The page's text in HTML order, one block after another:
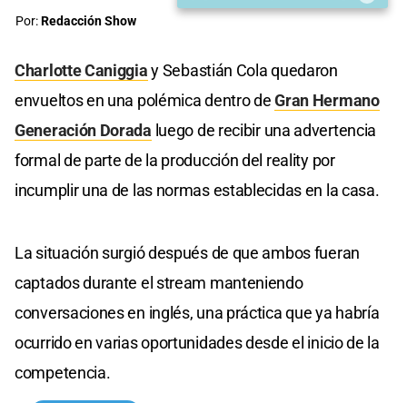
Por:Redacción Show
Charlotte Caniggiay Sebastián Cola quedaron
envueltos en una polémica dentro deGran Hermano
Generación Dorada luego de recibir una advertencia
formal de parte de la producción del reality por
incumplir una de las normas establecidas en la casa.
La situación surgió después de que ambos fueran
captados durante el stream manteniendo
conversaciones en inglés, una práctica que ya habría
ocurrido en varias oportunidades desde el inicio de la
competencia.